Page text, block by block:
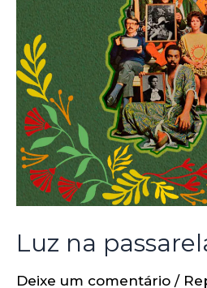
Luz na
Deixe um comentário /